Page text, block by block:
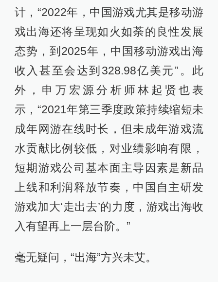
计，“2022年，中国游戏尤其是移动游
戏出海还将呈现如火如荼的良性发展
态势，到2025年，中国移动游戏出海
收入甚至会达到328.98亿美元”。此
外，申万宏源分析师林起贤也表
示，“2021年第三季度政策持续缩短未
成年网游在线时长，但未成年游戏流
水贡献比例较低，对业绩影响有限，
短期游戏公司基本面主导因素是新品
上线和利润释放节奏，中国自主研发
游戏加大‘走出去’的力度，游戏出海收
入有望再上一层台阶。”
毫无疑问，“出海”方兴未艾。